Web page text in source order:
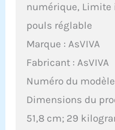
numérique, Limite
pouls réglable
Marque : AsVIVA
Fabricant : AsVIVA
Numéro du modèle
Dimensions du
51,8 cm; 29